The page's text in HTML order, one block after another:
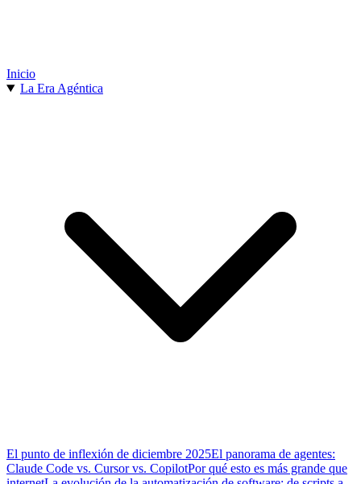
Inicio
La Era Agéntica
El punto de inflexión de diciembre 2025El panorama de agentes:
Claude Code vs. Cursor vs. CopilotPor qué esto es más grande que